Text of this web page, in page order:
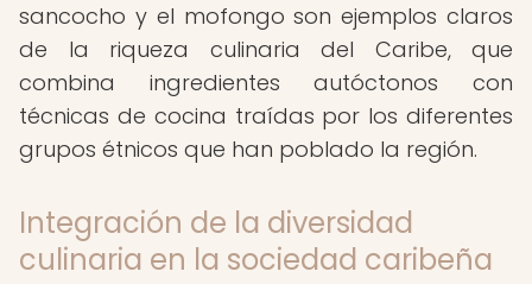
sancocho y el mofongo son ejemplos claros
de la riqueza culinaria del Caribe, que
combina ingredientes autóctonos con
técnicas de cocina traídas por los diferentes
grupos étnicos que han poblado la región.
Integración de la diversidad
culinaria en la sociedad caribeña